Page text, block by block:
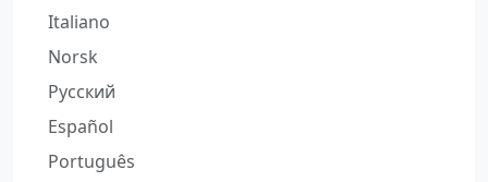
Italiano
Norsk
Русский
Español
Português